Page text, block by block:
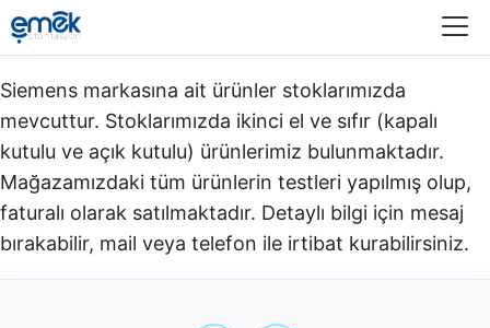
Siemens markasına ait ürünler stoklarımızda
mevcuttur. Stoklarımızda ikinci el ve sıfır (kapalı
kutulu ve açık kutulu) ürünlerimiz bulunmaktadır.​
Mağazamızdaki tüm ürünlerin testleri yapılmış olup,
faturalı olarak satılmaktadır. Detaylı bilgi için mesaj
bırakabilir, mail veya telefon ile irtibat kurabilirsiniz.